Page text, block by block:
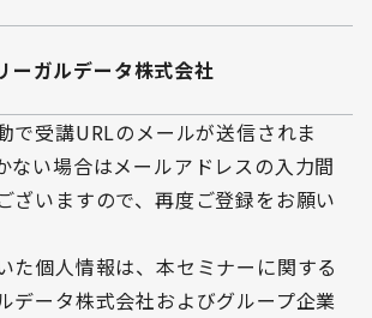
ーガルデータ株式会社
で受講URLのメールが送信されま
ない場合はメールアドレスの入力間
ざいますので、再度ご登録をお願い
た個人情報は、本セミナーに関する
データ株式会社およびグループ企業